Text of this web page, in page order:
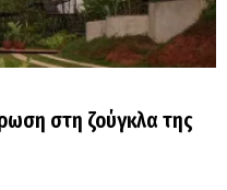
στη ζούγκλα της